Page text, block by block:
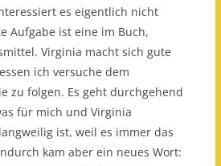
es eigentlich nicht
Aufgabe ist eine im Buch,
Virginia macht sich gute
ich versuche dem
zu folgen. Es geht durchgehend
für mich und Virginia
ist, weil es immer das
kam aber ein neues Wort: